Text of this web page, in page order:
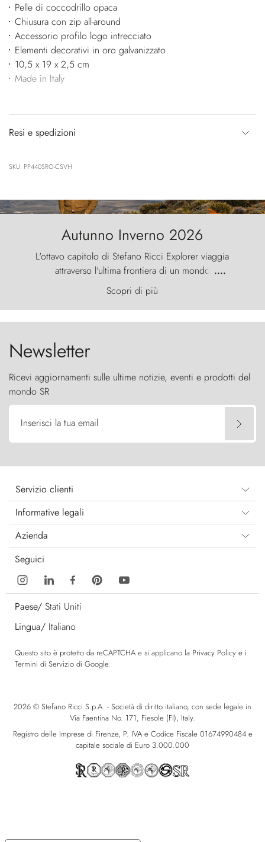
Pelle di coccodrillo opaca
Chiusura con zip all-around
Accessorio profilo logo intrecciato
Elementi decorativi in oro galvanizzato
10,5 x 19 x 2,5 cm
Made in Italy
Resi e spedizioni
SKU: PP440SRO-CSVH
Autunno Inverno 2026
L'ottavo capitolo di Stefano Ricci Explorer viaggia
attraverso l'ultima frontiera di un mondo
primordiale, dove il vento scolpisce la natura con
furia ancestrale e le Torres del Paine sfidano il
cielo come sentinelle di pietra.
....
Scopri di più
Newsletter
Ricevi aggiornamenti sulle ultime notizie, eventi e prodotti del
mondo SR
Inserisci la tua email
Servizio clienti
Informative legali
Azienda
Seguici
Paese/ Stati Uniti
Lingua/ Italiano
Questo sito è protetto da reCAPTCHA e si applicano la Privacy Policy e i
Termini di Servizio di Google.
2026 © Stefano Ricci S.p.A. - Società di diritto italiano, con sede legale in
Via Faentina No. 171, Fiesole (FI), Italy.
Registro delle Imprese di Firenze, P. IVA e Codice Fiscale 01674990484 e
capitale sociale di Euro 3.000.000